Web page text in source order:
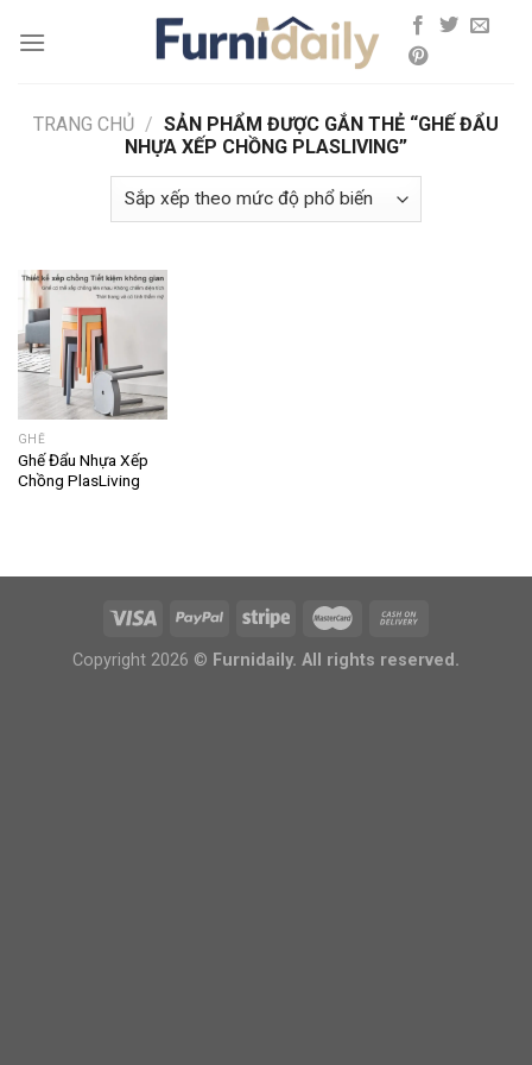
TRANG CHỦ / SẢN PHẨM ĐƯỢC GẮN THẺ “GHẾ ĐẨU
NHỰA XẾP CHỒNG PLASLIVING”
GHẾ
Ghế Đẩu Nhựa Xếp
Chồng PlasLiving
Copyright 2026 © Furnidaily. All rights reserved.